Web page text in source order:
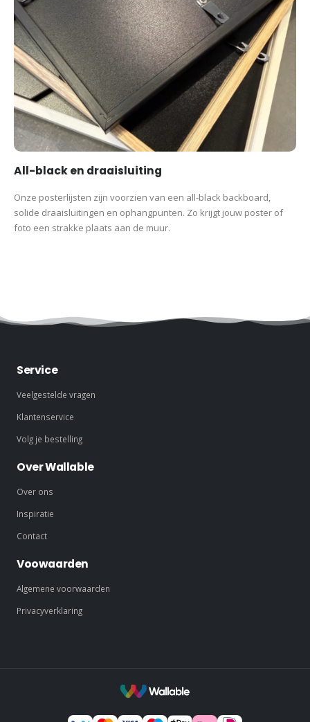
All-black en draaisluiting
Onze posterlijsten zijn voorzien van een all-black backboard,
solide draaisluitingen en ophangpunten. Zo krijgt jouw poster of
foto een strakke plaats aan de muur.
Service
Veelgestelde vragen
Klantenservice
Volg je bestelling
Over Wallable
Over ons
Inspiratie
Contact
Voowaarden
Algemene voorwaarden
Privacyverklaring